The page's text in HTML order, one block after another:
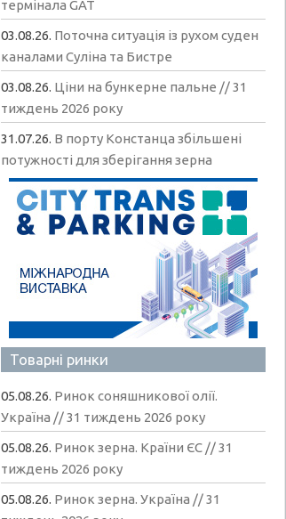
термінала GAT
03.08.26. Поточна ситуація із рухом суден
каналами Суліна та Бистре
03.08.26. Ціни на бункерне пальне // 31
тиждень 2026 року
31.07.26. В порту Констанца збільшені
потужності для зберігання зерна
Товарні ринки
05.08.26. Ринок соняшникової олії.
Україна // 31 тиждень 2026 року
05.08.26. Ринок зерна. Країни ЄС // 31
тиждень 2026 року
05.08.26. Ринок зерна. Україна // 31